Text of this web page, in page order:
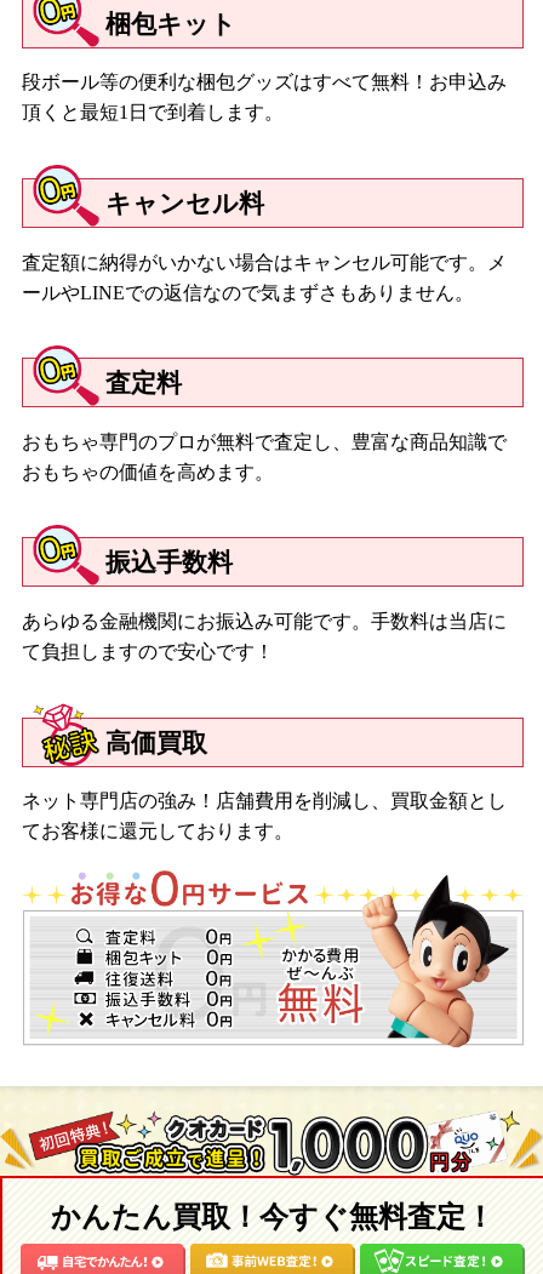
梱包キット
段ボール等の便利な梱包グッズはすべて無料！お申込み
頂くと最短1日で到着します。
キャンセル料
査定額に納得がいかない場合はキャンセル可能です。メ
ールやLINEでの返信なので気まずさもありません。
査定料
おもちゃ専門のプロが無料で査定し、豊富な商品知識で
おもちゃの価値を高めます。
振込手数料
あらゆる金融機関にお振込み可能です。手数料は当店に
て負担しますので安心です！
高価買取
ネット専門店の強み！店舗費用を削減し、買取金額とし
てお客様に還元しております。
かんたん買取！今すぐ無料査定！